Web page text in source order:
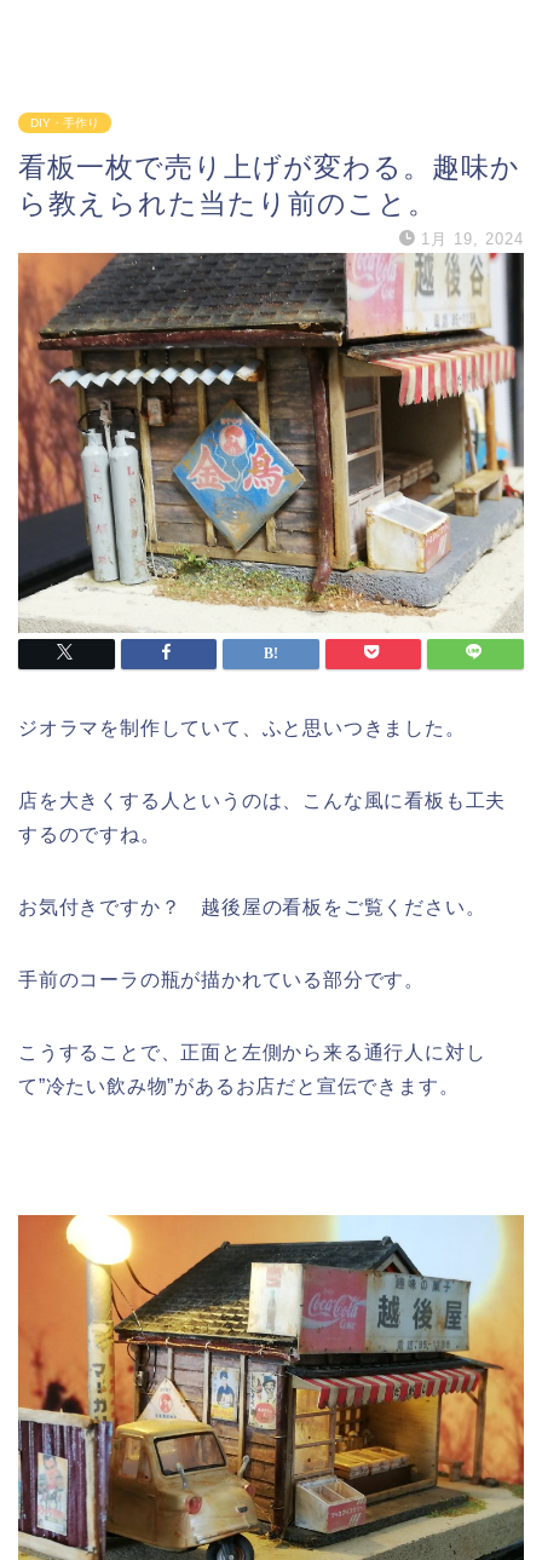
DIY・手作り
看板一枚で売り上げが変わる。趣味か
ら教えられた当たり前のこと。
1月 19, 2024
ジオラマを制作していて、ふと思いつきました。
店を大きくする人というのは、こんな風に看板も工夫
するのですね。
お気付きですか？ 越後屋の看板をご覧ください。
手前のコーラの瓶が描かれている部分です。
こうすることで、正面と左側から来る通行人に対し
て”冷たい飲み物”があるお店だと宣伝できます。